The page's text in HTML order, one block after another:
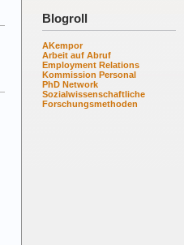
Blogroll
AKempor
Arbeit auf Abruf
Employment Relations
Kommission Personal
PhD Network
Sozialwissenschaftliche
Forschungsmethoden